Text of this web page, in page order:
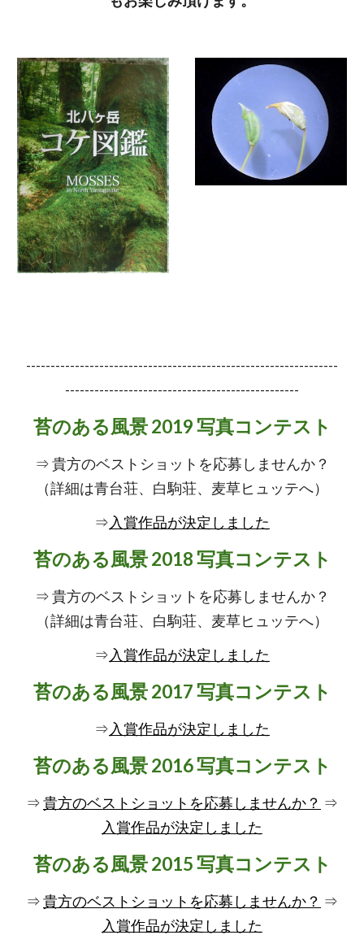
----------------------------------------------------------------
------------------------------------------------
苔のある風景 2019 写真コンテスト
⇒ 貴方のベストショットを応募しませんか？
（詳細は青台荘、白駒荘、麦草ヒュッテへ）
⇒ 入賞作品が決定しました
苔のある風景 2018 写真コンテスト
⇒ 貴方のベストショットを応募しませんか？
（詳細は青台荘、白駒荘、麦草ヒュッテへ）
⇒ 入賞作品が決定しました
苔のある風景 2017 写真コンテスト
⇒ 入賞作品が決定しました
苔のある風景 2016 写真コンテスト
⇒貴方のベストショットを応募しませんか？ ⇒
入賞作品が決定しました
苔のある風景 2015 写真コンテスト
⇒貴方のベストショットを応募しませんか？ ⇒
入賞作品が決定しました